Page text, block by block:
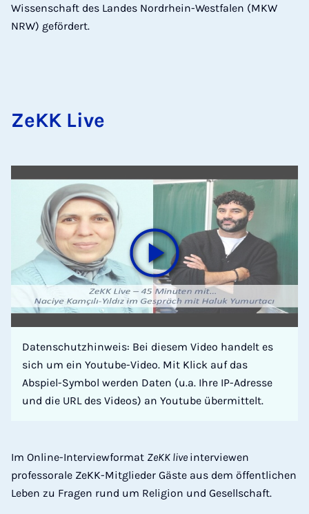
Wissenschaft des Landes Nordrhein-Westfalen (MKW
NRW) gefördert.
ZeKK Live
Datenschutzhinweis: Bei diesem Video handelt es
sich um ein Youtube-Video. Mit Klick auf das
Abspiel-Symbol werden Daten (u.a. Ihre IP-Adresse
und die URL des Videos) an Youtube übermittelt.
Im Online-Interviewformat ZeKK live interviewen
professorale ZeKK-Mitglieder Gäste aus dem öffentlichen
Leben zu Fragen rund um Religion und Gesellschaft.